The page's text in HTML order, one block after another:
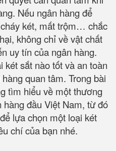
Nếu ngân hàng để
két, mất trộm… chắc
không chỉ về vật chất
uy tín của ngân hàng.
két sắt nào tốt và an toàn
quan tâm. Trong bài
tìm hiểu về một thương
hàng đầu Việt Nam, từ đó
lựa chọn một loại két
chí của bạn nhé.